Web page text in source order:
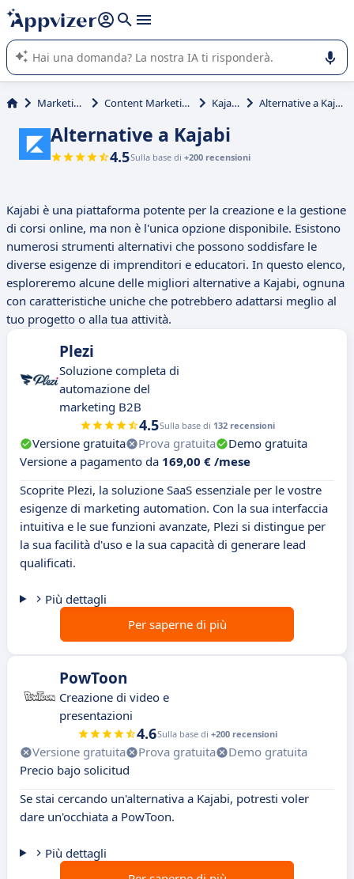
righe con
shift + enter
L'IA di Appvizer vi guida nell'utilizzo o nella scelta di un
software SaaS per la vostra azienda.
Marketing Content Marketing Kajabi Alternative a Kajabi
Alternative a Kajabi
4.5Sulla base di +200 recensioni
Kajabi è una piattaforma potente per la creazione e la gestione
di corsi online, ma non è l'unica opzione disponibile. Esistono
numerosi strumenti alternativi che possono soddisfare le
diverse esigenze di imprenditori e educatori. In questo elenco,
esploreremo alcune delle migliori alternative a Kajabi, ognuna
con caratteristiche uniche che potrebbero adattarsi meglio al
tuo progetto o alla tua attività.
Plezi
Soluzione completa di
automazione del
marketing B2B
4.5Sulla base di 132 recensioni
Versione gratuita Prova gratuita
Demo gratuita
Versione a pagamento da 169,00 € /mese
Scoprite Plezi, la soluzione SaaS essenziale per le vostre
esigenze di marketing automation. Con la sua interfaccia
intuitiva e le sue funzioni avanzate, Plezi si distingue per
la sua facilità d'uso e la sua capacità di generare lead
qualificati.
Più dettagli
Per saperne di più
PowToon
Creazione di video e
presentazioni
4.6Sulla base di +200 recensioni
Versione gratuita Prova gratuita
Demo gratuita
Precio bajo solicitud
Se stai cercando un'alternativa a Kajabi, potresti voler
dare un'occhiata a PowToon.
Più dettagli